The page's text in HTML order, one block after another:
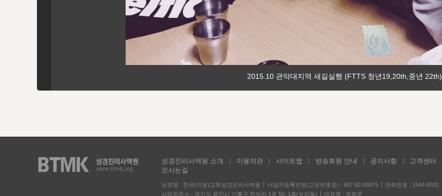
2015.10 관악대지역 새길실행 (FTTS 청년19,20th,중년 22th)
성경진리사역원 소개 이용약관 사이트맵 방송회원 안내 공지사항
고객센터
오시는길
상호명 : 한국(지방)교회성경진리사역원 사업자등록번호(고유번호증) : 667-82-00075
전화번호 : 1544-0031
사업장주소 : 경기도 용인시 기흥구 한보라 1로 50, 1층(보라동)
대표명 : 주평문